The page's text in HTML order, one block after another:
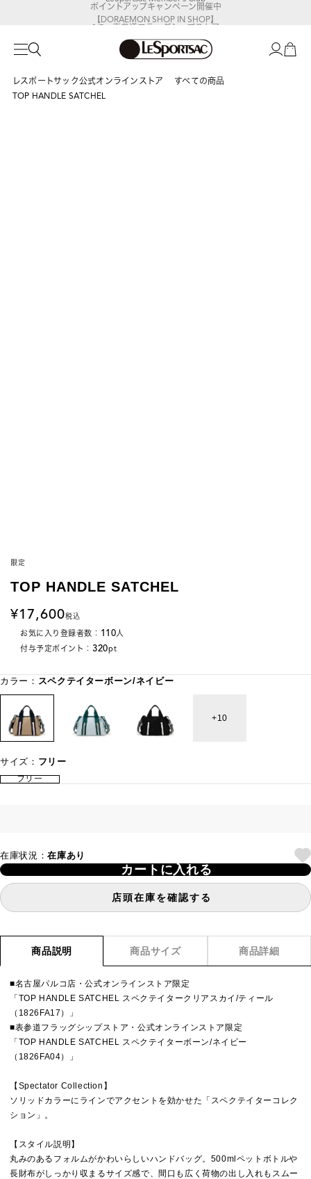
【DORAEMON SHOP IN SHOP】
8/5～表参道フラッグシップストア
レスポートサック公式オンラインストア
すべての商品
TOP HANDLE SATCHEL
限定
TOP HANDLE SATCHEL
17,600税込
お気に入り登録者数： 110人
付与予定ポイント： 320pt
カラー： スペクテイターボーン/ネイビー
10
サイズ： フリー
フリー
在庫状況：在庫あり
カートに入れる
店頭在庫を確認する
商品説明 商品サイズ 商品詳細
■名古屋パルコ店・公式オンラインストア限定
「TOP HANDLE SATCHEL スペクテイタークリアスカイ/ティール
（1826FA17）」
■表参道フラッグシップストア・公式オンラインストア限定
「TOP HANDLE SATCHEL スペクテイターボーン/ネイビー
（1826FA04）」
【Spectator Collection】
ソリッドカラーにラインでアクセントを効かせた「スペクテイターコレク
ション」。
【スタイル説明】
丸みのあるフォルムがかわいらしいハンドバッグ。500mlペットボトルや
長財布がしっかり収まるサイズ感で、間口も広く荷物の出し入れもスムー